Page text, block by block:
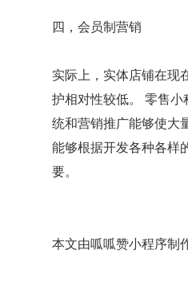
四，会员制营销
实际上，实体店铺在现
护相对性较低。 零售
统和营销推广能够使大
能够根据开发各种各样
要。
本文由呱呱赞小程序制